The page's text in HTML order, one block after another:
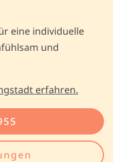
eine individuelle
und
erfahren.